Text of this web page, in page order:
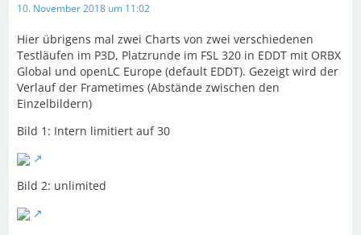
10. November 2018 um 11:02
Hier übrigens mal zwei Charts von zwei verschiedenen
Testläufen im P3D, Platzrunde im FSL 320 in EDDT mit ORBX
Global und openLC Europe (default EDDT). Gezeigt wird der
Verlauf der Frametimes (Abstände zwischen den
Einzelbildern)
Bild 1: Intern limitiert auf 30
Bild 2: unlimited